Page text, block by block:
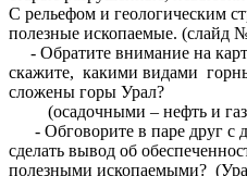
С рельефом и геологическим
полезные ископаемые. (слайд
- Обратите внимание на
скажите, какими видами
сложены горы Урал?
(осадочными – нефть и газ,
- Обговорите в паре друг с
сделать вывод об
полезными ископаемыми?